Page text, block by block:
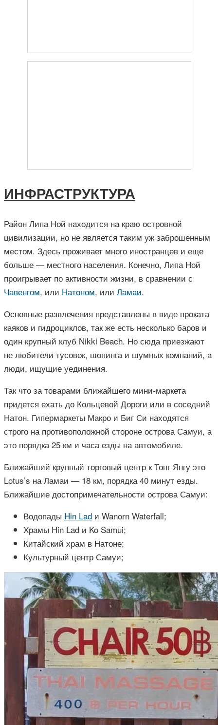
ИНФРАСТРУКТУРА
Район Липа Ной находится на краю островной
цивилизации, но не является таким уж заброшенным
местом. Здесь проживает много иностранцев и еще
больше — местного населения. Конечно, Липа Ной
проигрывает по активности жизни, в сравнении с
Чавенгом, или Натоном, или Ламаи.
Основные развлечения представлены в виде проката
каяков и гидроциклов, так же есть несколько баров и
один крупный клуб Nikki Beach. Но сюда приезжают
не любители тусовок, шопинга и шумных компаний, а
люди, ищущие уединения.
Так что за товарами ближайшего мини-маркета
придется ехать до Кольцевой Дороги или в соседний
Натон. Гипермаркеты Макро и Биг Си находятся
строго на противоположной стороне острова Самуи, а
это порядка 25 км и часа езды на автомобиле.
Ближайший крупный торговый центр к Тонг Янгу это
Lotus’s на Ламаи — 18 км, порядка 40 минут езды.
Ближайшие достопримечательности острова Самуи:
Водопады Hin Lad и Wanorn Waterfall;
Храмы Hin Lad и Ko Samui;
Китайский храм в Натоне;
Культурный центр Самуи;